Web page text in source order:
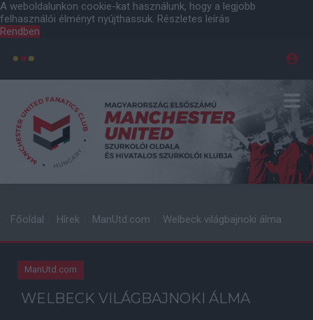
A weboldalunkon cookie-kat használunk, hogy a legjobb
felhasználói élményt nyújthassuk. Részletes leírás
Rendben
Főoldal Hírek ManUtd.com Welbeck világbajnoki álma
ManUtd.com
WELBECK VILÁGBAJNOKI ÁLMA